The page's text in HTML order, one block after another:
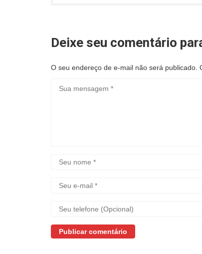
Deixe seu comentário
O seu endereço de e-mail não será publicado.